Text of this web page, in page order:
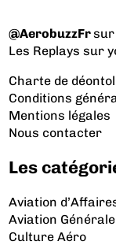
@AerobuzzFr
Les Replays sur
Charte de
Conditions
Mentions légales
Nous contacter
Les
Aviation
Aviation Générale
Culture Aéro